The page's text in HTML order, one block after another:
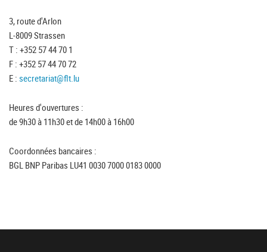
3, route d'Arlon
L-8009 Strassen
T : +352 57 44 70 1
F : +352 57 44 70 72
E : secretariat@flt.lu
Heures d'ouvertures :
de 9h30 à 11h30 et de 14h00 à 16h00
Coordonnées bancaires :
BGL BNP Paribas LU41 0030 7000 0183 0000